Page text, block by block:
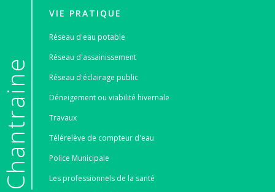
e
VIE PRATIQUE
Réseau d'eau potable
Réseau d'assainissement
Réseau d'éclairage public
Déneigement ou viabilité hivernale
Travaux
Télérelève de compteur d'eau
Police Municipale
Les professionnels de la santé